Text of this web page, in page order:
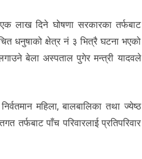
लाख दिने घोषणा सरकारका तर्फबाट
धनुषाको क्षेत्र नं ३ भित्रै घटना भएको
बेला अस्पताल पुगेर मन्त्री यादवले
महिला, बालबालिका तथा ज्येष्ठ
तर्फबाट पाँच परिवारलाई प्रतिपरिवार